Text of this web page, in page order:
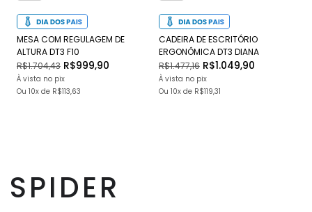
MESA COM REGULAGEM DE
ALTURA DT3 F10
R$1.704,43 R$999,90
À vista no pix
Ou 10x de R$113,63
CADEIRA DE ESCRITÓRIO
ERGONÔMICA DT3 DIANA
R$1.477,16 R$1.049,90
À vista no pix
Ou 10x de R$119,31
SPIDER